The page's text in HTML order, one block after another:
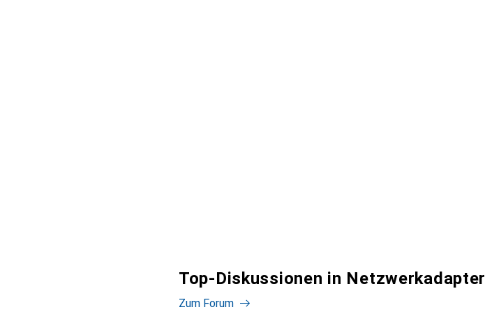
Top-Diskussionen in Netzwerkadapter
Zum Forum